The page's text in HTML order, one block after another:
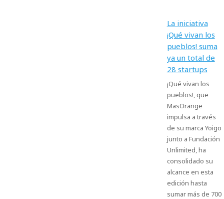
La iniciativa
¡Qué vivan los
pueblos! suma
ya un total de
28 startups
¡Qué vivan los
pueblos!, que
MasOrange
impulsa a través
de su marca Yoigo
junto a Fundación
Unlimited, ha
consolidado su
alcance en esta
edición hasta
sumar más de 700